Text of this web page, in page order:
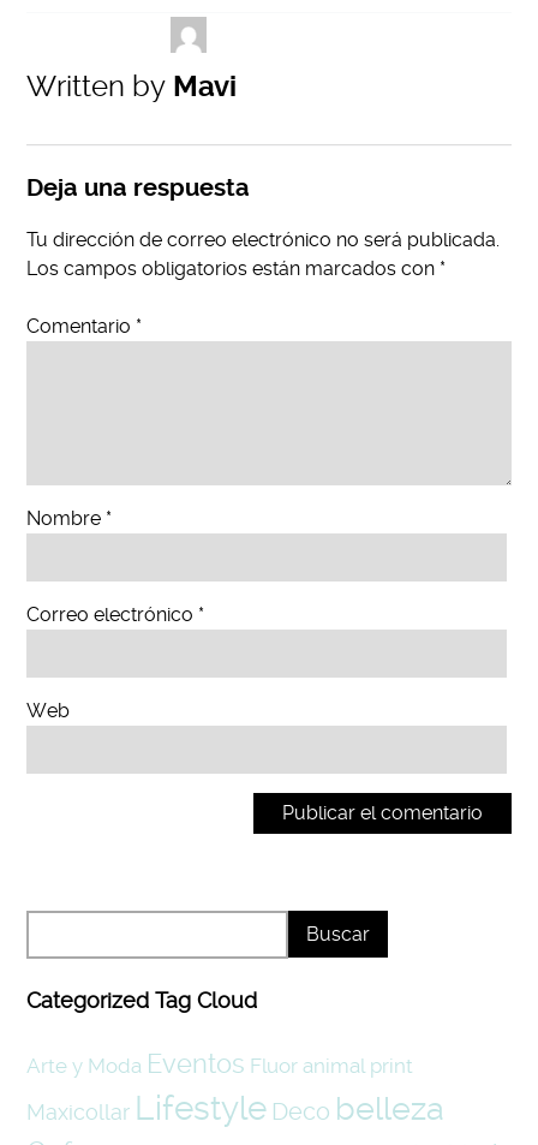
Written by Mavi
Deja una respuesta
Tu dirección de correo electrónico no será publicada.
Los campos obligatorios están marcados con *
Comentario *
Nombre *
Correo electrónico *
Web
Categorized Tag Cloud
Arte y Moda Eventos Fluor animal print
Maxicollar Lifestyle Deco belleza